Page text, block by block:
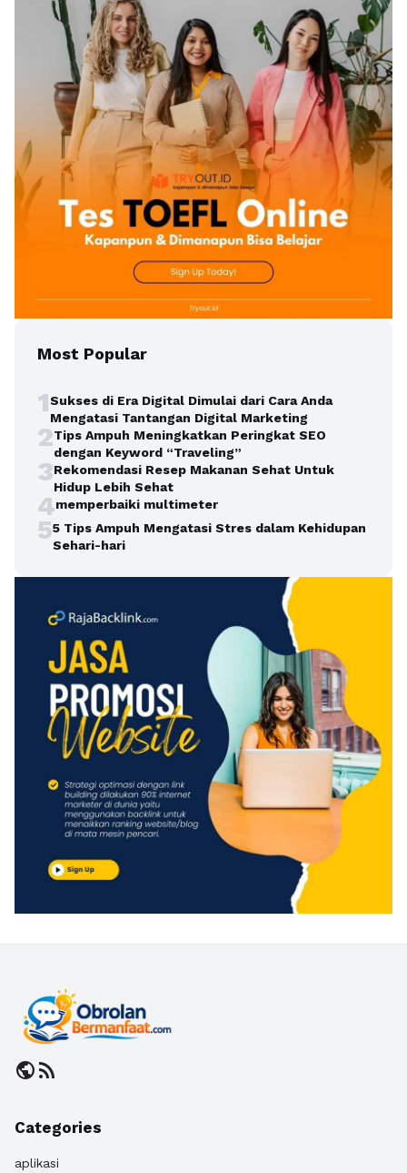
Most Popular
1Sukses di Era Digital Dimulai dari Cara Anda
Mengatasi Tantangan Digital Marketing
2Tips Ampuh Meningkatkan Peringkat SEO
dengan Keyword “Traveling”
3Rekomendasi Resep Makanan Sehat Untuk
Hidup Lebih Sehat
4memperbaiki multimeter
55 Tips Ampuh Mengatasi Stres dalam Kehidupan
Sehari-hari
publicrss_feed
Categories
aplikasi